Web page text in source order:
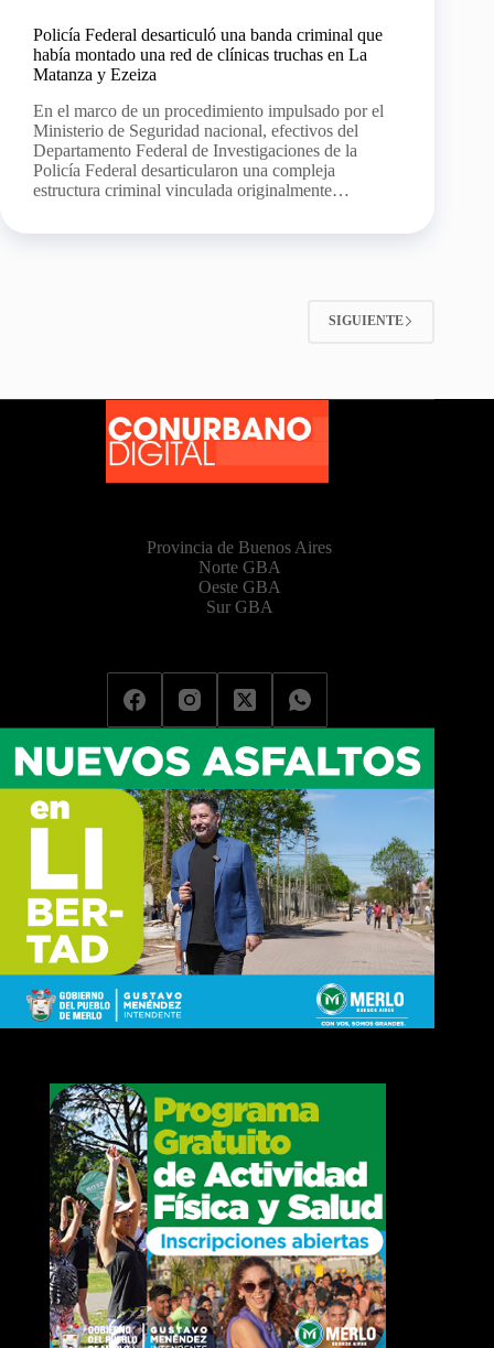
Policía Federal desarticuló una banda criminal que
había montado una red de clínicas truchas en La
Matanza y Ezeiza
En el marco de un procedimiento impulsado por el
Ministerio de Seguridad nacional, efectivos del
Departamento Federal de Investigaciones de la
Policía Federal desarticularon una compleja
estructura criminal vinculada originalmente…
SIGUIENTE
Provincia de Buenos Aires
Norte GBA
Oeste GBA
Sur GBA